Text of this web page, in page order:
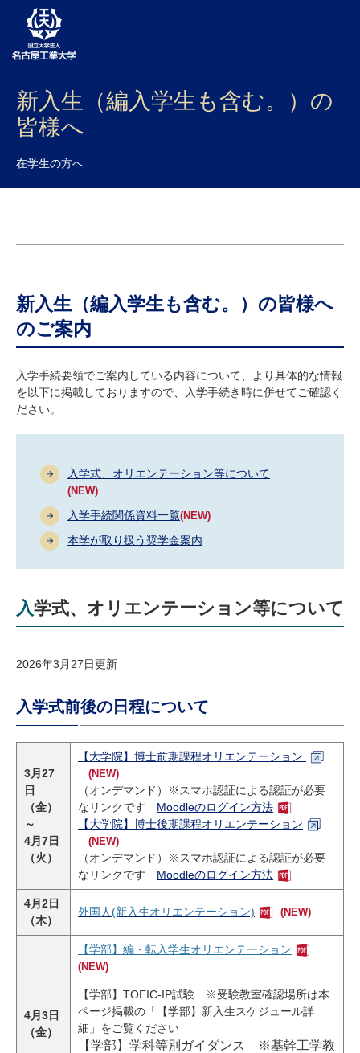
大学案内
学部・大学院・センター
入試
研究・産学官連携
国際交流
研究・教員Navi
寄附のお願い
キャンパスマップ
新入生（編入学生も含む。）の
皆様へ
在学生の方へ
新入生（編入学生も含む。）の皆様へ
のご案内
入学手続要領でご案内している内容について、より具体的な情報
を以下に掲載しておりますので、入学手続き時に併せてご確認く
ださい。
入学式、オリエンテーション等について
(NEW)
入学手続関係資料一覧(NEW)
本学が取り扱う奨学金案内
入学式、オリエンテーション等について
2026年3月27日更新
入学式前後の日程について
3月27
日
（金）
～
4月7日
（火）
【大学院】博士前期課程オリエンテーション
(NEW)
（オンデマンド）※スマホ認証による認証が必要
なリンクです Moodleのログイン方法
【大学院】博士後期課程オリエンテーション
(NEW)
（オンデマンド）※スマホ認証による認証が必要
なリンクです Moodleのログイン方法
4月2日
（木）
外国人(新入生オリエンテーション) (NEW)
4月3日
（金）
【学部】編・転入学生オリエンテーション
(NEW)
【学部】TOEIC-IP試験 ※受験教室確認場所は本
ページ掲載の「【学部】新入生スケジュール詳
細」をご覧ください
【学部】学科等別ガイダンス ※基幹工学教